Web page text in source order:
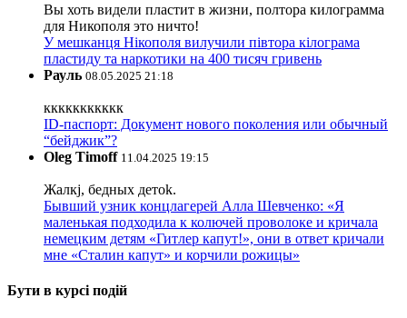
Вы хоть видели пластит в жизни, полтора килограмма
для Никополя это ничто!
У мешканця Нікополя вилучили півтора кілограма
пластиду та наркотики на 400 тисяч гривень
Рауль 08.05.2025 21:18
ккккккккккк
ID-паспорт: Документ нового поколения или обычный
“бейджик”?
Oleg Timoff 11.04.2025 19:15
Жалкj, бедных детok.
Бывший узник концлагерей Алла Шевченко: «Я
маленькая подходила к колючей проволоке и кричала
немецким детям «Гитлер капут!», они в ответ кричали
мне «Сталин капут» и корчили рожицы»
Бути в курсі подій